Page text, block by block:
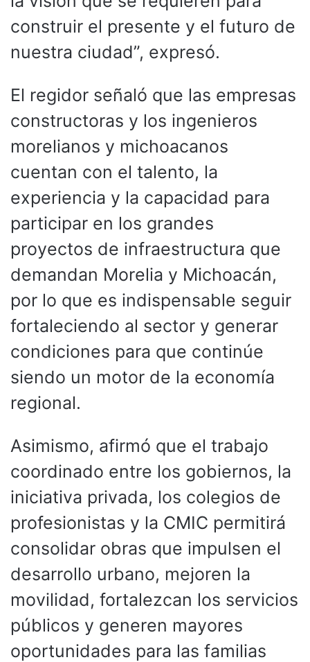
construir el presente y el futuro de
nuestra ciudad”, expresó.
El regidor señaló que las empresas
constructoras y los ingenieros
morelianos y michoacanos
cuentan con el talento, la
experiencia y la capacidad para
participar en los grandes
proyectos de infraestructura que
demandan Morelia y Michoacán,
por lo que es indispensable seguir
fortaleciendo al sector y generar
condiciones para que continúe
siendo un motor de la economía
regional.
Asimismo, afirmó que el trabajo
coordinado entre los gobiernos, la
iniciativa privada, los colegios de
profesionistas y la CMIC permitirá
consolidar obras que impulsen el
desarrollo urbano, mejoren la
movilidad, fortalezcan los servicios
públicos y generen mayores
oportunidades para las familias